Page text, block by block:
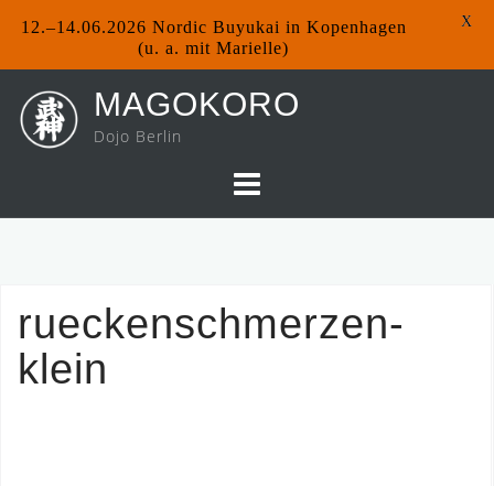
content
MAGOKORO
Dojo Berlin
rueckenschmerzen-
klein
12.–14.06.2026 Nordic Buyukai in Kopenhagen
(u. a. mit Marielle)
X